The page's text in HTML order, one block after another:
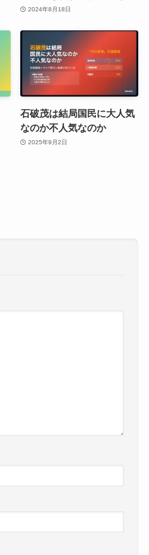
2024年8月18日
石破茂は結局国民に大人気
なのか不人気なのか
2025年9月2日